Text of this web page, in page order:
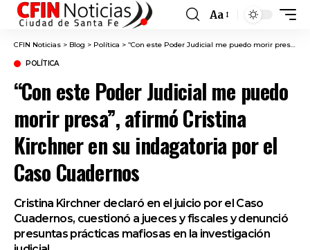
Font
Resizer
Aa
CFIN Noticias > Blog > Política > “Con este Poder Judicial me puedo morir presa”, afirmó Cristina Kirchner en su indagatoria por el Caso Cuadernos
POLÍTICA
“Con este Poder Judicial me puedo
morir presa”, afirmó Cristina
Kirchner en su indagatoria por el
Caso Cuadernos
Cristina Kirchner declaró en el juicio por el Caso
Cuadernos, cuestionó a jueces y fiscales y denunció
presuntas prácticas mafiosas en la investigación